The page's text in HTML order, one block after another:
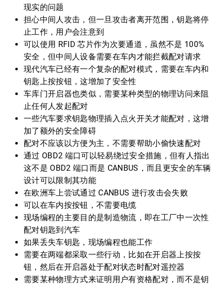
现实的问题
担心中间人攻击，但一旦攻击者离开范围，钥匙将停
止工作，用户会注意到
可以使用 RFID 芯片作为次要通道，虽然不是 100%
安全，但中间人设备需要在车内才能拦截配对请求
现代汽车已经有一个复杂的配对模式，需要在车内和
钥匙上按按钮，这增加了安全性
车库门开启器也类似，需要某种类型的物理访问来阻
止任何人发起配对
一些汽车要求钥匙物理插入点火开关才能配对，这增
加了额外的安全障碍
配对不应该以方便为主，不需要帮助小偷快速配对
通过 OBD2 端口可以轻易绕过安全措施，但有人指出
这不是 OBD2 端口而是 CANBUS，而且更安全的车辆
设计可以限制其功能
在欧洲车上尝试通过 CANBUS 进行攻击会失败
可以在车内按按钮，不需要电缆
现场编程的主要目的是制造物流，即在工厂中一次性
配对钥匙到汽车
如果丢失车钥匙，现场编程也能工作
需要在两端都采取一些行动，比如在开启器上按按
钮，然后在开启器处于配对状态时配对遥控器
需要某种物理方式来证明用户有资格配对，而不是钥